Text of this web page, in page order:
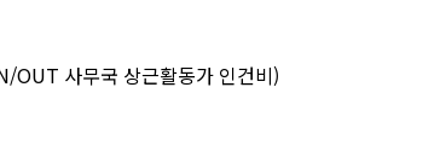
OUT 사무국 상근활동가 인건비)